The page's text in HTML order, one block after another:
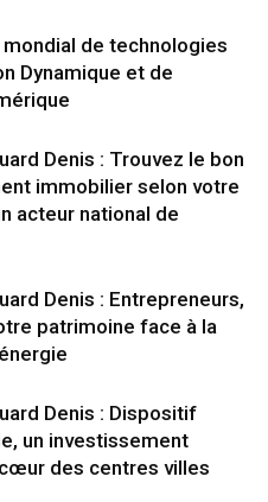
mondial de technologies
Dynamique et de
Denis : Trouvez le bon
immobilier selon votre
acteur national de
Denis : Entrepreneurs,
patrimoine face à la
Denis : Dispositif
un investissement
des centres villes